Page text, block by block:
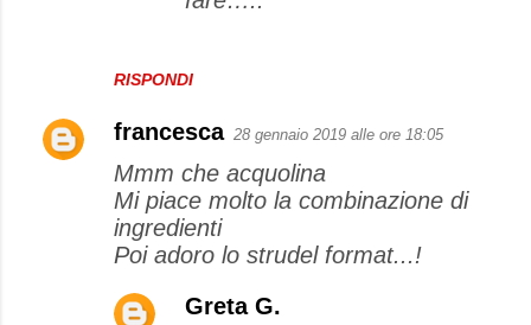
RISPONDI
francesca 28 gennaio 2019 alle ore 18:05
Mmm che acquolina
Mi piace molto la combinazione di
ingredienti
Poi adoro lo strudel format...!
Greta G.